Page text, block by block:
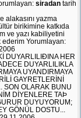
siradantarih
alakasını yazma
birikimine katkıda
ve yazı kabiliyetini
Yorumlayan:
DUYARLILIÐINA HER
DUYARLILIKLA
UYANDIRMAYA
GAYRETLERİNİ
SON OLARAK BUNU
DİYENLERE TAÞ
DUYUYORUM;
GÖNÜL DOSTU...